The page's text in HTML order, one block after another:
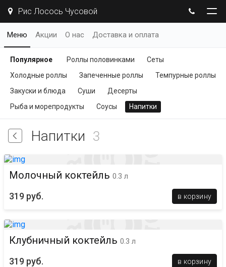
Рис Лосось Чусовой
Меню Акции О нас Доставка и оплата
Популярное Роллы половинками
Сеты
Холодные роллы
Запеченные роллы
Темпурные роллы
Закуски и блюда
Суши
Десерты
Рыба и морепродукты
Соусы Напитки
Напитки 3
Молочный коктейль 0.3 л
319 руб. в корзину
Клубничный коктейль 0.3 л
319 руб. в корзину